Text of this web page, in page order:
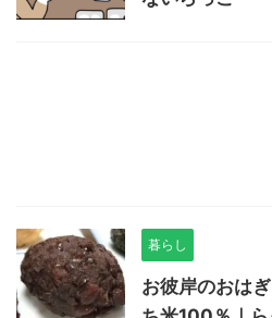
暮らし
お彼岸のおは